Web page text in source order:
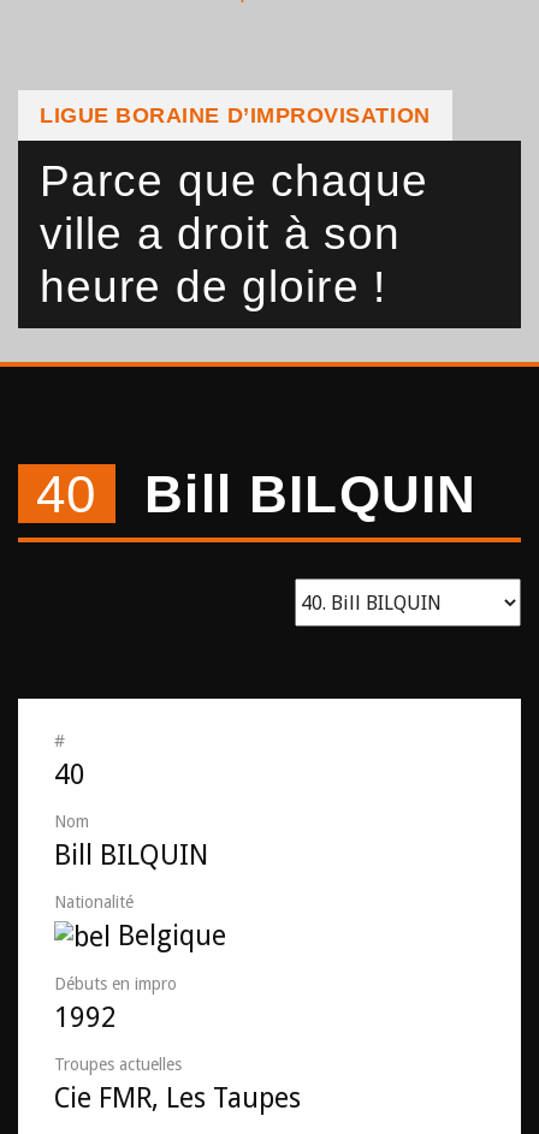
LIGUE BORAINE D’IMPROVISATION
Parce que chaque
ville a droit à son
heure de gloire !
40 Bill BILQUIN
#
40
Nom
Bill BILQUIN
Nationalité
Belgique
Débuts en impro
1992
Troupes actuelles
Cie FMR, Les Taupes